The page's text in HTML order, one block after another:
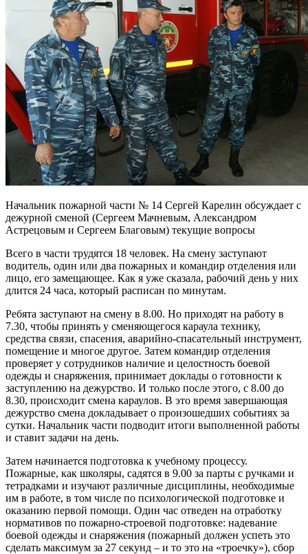
Начальник пожарной части № 14 Сергей Карелин обсуждает с
дежурной сменой (Сергеем Мачневым, Александром
Астрецовым и Сергеем Благовым) текущие вопросы
Всего в части трудятся 18 человек. На смену заступают
водитель, один или два пожарных и командир отделения или
лицо, его замещающее. Как я уже сказала, рабочий день у них
длится 24 часа, который расписан по минутам.
Ребята заступают на смену в 8.00. Но приходят на работу в
7.30, чтобы принять у сменяющегося караула технику,
средства связи, спасения, аварийно-спасательный инструмент,
помещение и многое другое. Затем командир отделения
проверяет у сотрудников наличие и целостность боевой
одежды и снаряжения, принимает доклады о готовности к
заступлению на дежурство. И только после этого, с 8.00 до
8.30, происходит смена караулов. В это время завершающая
дежурство смена докладывает о произошедших событиях за
сутки. Начальник части подводит итоги выполненной работы
и ставит задачи на день.
Затем начинается подготовка к учебному процессу.
Пожарные, как школяры, садятся в 9.00 за парты с ручками и
тетрадками и изучают различные дисциплины, необходимые
им в работе, в том числе по психологической подготовке и
оказанию первой помощи. Один час отведен на отработку
нормативов по пожарно-строевой подготовке: надевание
боевой одежды и снаряжения (пожарный должен успеть это
сделать максимум за 27 секунд – и то это на «троечку»), сбор